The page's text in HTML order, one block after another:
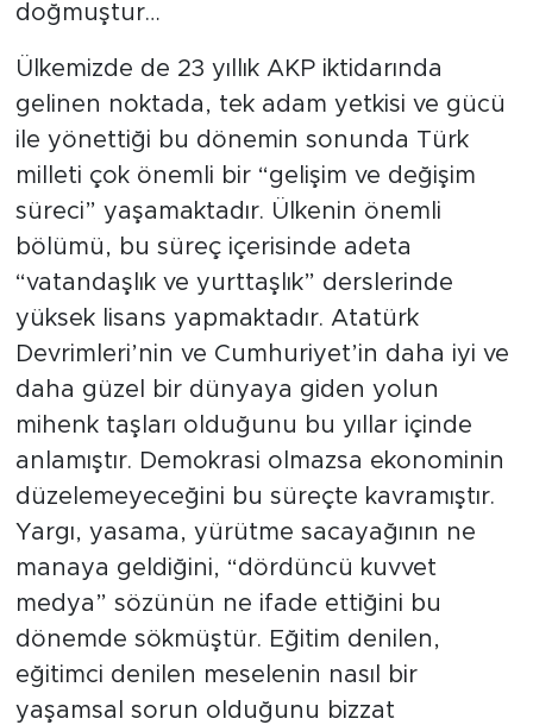
doğmuştur…
Ülkemizde de 23 yıllık AKP iktidarında
gelinen noktada, tek adam yetkisi ve gücü
ile yönettiği bu dönemin sonunda Türk
milleti çok önemli bir “gelişim ve değişim
süreci” yaşamaktadır. Ülkenin önemli
bölümü, bu süreç içerisinde adeta
“vatandaşlık ve yurttaşlık” derslerinde
yüksek lisans yapmaktadır. Atatürk
Devrimleri’nin ve Cumhuriyet’in daha iyi ve
daha güzel bir dünyaya giden yolun
mihenk taşları olduğunu bu yıllar içinde
anlamıştır. Demokrasi olmazsa ekonominin
düzelemeyeceğini bu süreçte kavramıştır.
Yargı, yasama, yürütme sacayağının ne
manaya geldiğini, “dördüncü kuvvet
medya” sözünün ne ifade ettiğini bu
dönemde sökmüştür. Eğitim denilen,
eğitimci denilen meselenin nasıl bir
yaşamsal sorun olduğunu bizzat